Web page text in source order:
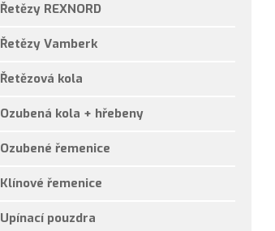
Řetězy REXNORD
Řetězy Vamberk
Řetězová kola
Ozubená kola + hřebeny
Ozubené řemenice
Klínové řemenice
Upínací pouzdra